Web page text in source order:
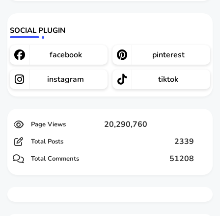
SOCIAL PLUGIN
facebook pinterest
instagram tiktok
20,290,760
Total Posts 2339
Total Comments 51208